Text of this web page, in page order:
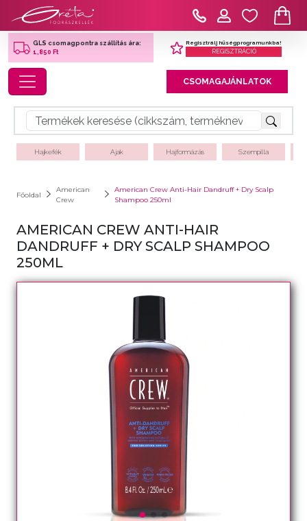
GLS csomagpontra szállítás ára:
1,850 Ft
Regisztrálj hűségprogramunkba!
REGISZTRÁCIÓ
Toggle navigation CSOMAGAJÁNLATOK
Hajkefék Ajak Hajformázás Szempilla
Főoldal
American
Crew
American Crew Anti-Hair Dandruff + Dry Scalp
Shampoo 250ml
AMERICAN CREW ANTI-HAIR
DANDRUFF + DRY SCALP SHAMPOO
250ML